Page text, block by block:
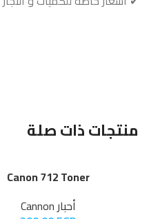
منتجات ذات صلة
Canon 712 Toner
أحبار Cannon